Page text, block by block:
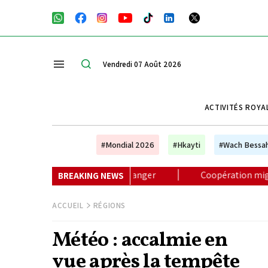
Vendredi 07 Août 2026
ACTIVITÉS
#Mondial 2026 #Hkayti #Wach
BREAKING NEWS
| Coopération migratoire : Hautes
ACCUEIL RÉGIONS
Météo : accalmie en
vue après la tempête